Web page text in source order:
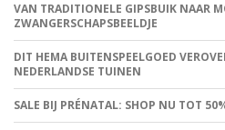
VAN TRADITIONELE GIPSBUIK NAAR
ZWANGERSCHAPSBEELDJE
DIT HEMA BUITENSPEELGOED
NEDERLANDSE TUINEN
SALE BIJ PRÉNATAL: SHOP NU TOT